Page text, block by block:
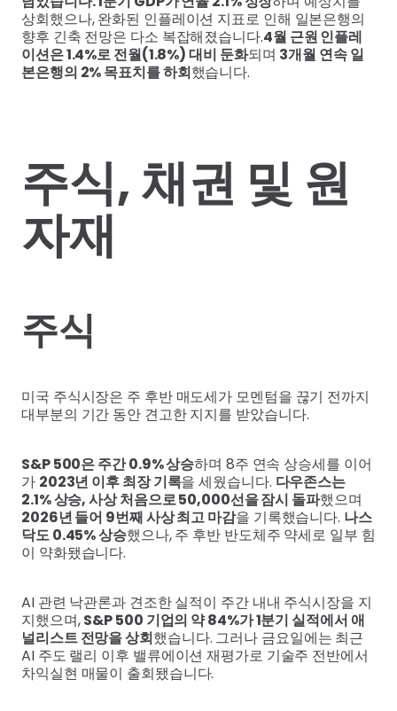
상회했으나, 완화된 인플레이션 지표로 인해 일본은행의
향후 긴축 전망은 다소 복잡해졌습니다.4월 근원 인플레
이션은 1.4%로 전월(1.8%) 대비 둔화되며 3개월 연속 일
본은행의 2% 목표치를 하회했습니다.
주식, 채권 및 원
자재
주식
미국 주식시장은 주 후반 매도세가 모멘텀을 끊기 전까지
대부분의 기간 동안 견고한 지지를 받았습니다.
S&P 500은 주간 0.9% 상승하며 8주 연속 상승세를 이어
가 2023년 이후 최장 기록을 세웠습니다. 다우존스는
2.1% 상승, 사상 처음으로 50,000선을 잠시 돌파했으며
2026년 들어 9번째 사상 최고 마감을 기록했습니다. 나스
닥도 0.45% 상승했으나, 주 후반 반도체주 약세로 일부 힘
이 약화됐습니다.
AI 관련 낙관론과 견조한 실적이 주간 내내 주식시장을 지
지했으며,S&P 500 기업의 약 84%가 1분기 실적에서 애
널리스트 전망을 상회했습니다. 그러나 금요일에는 최근
AI 주도 랠리 이후 밸류에이션 재평가로 기술주 전반에서
차익실현 매물이 출회됐습니다.